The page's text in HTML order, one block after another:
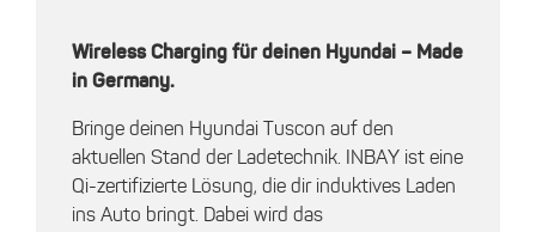
Wireless Charging für deinen Hyundai – Made
in Germany.
Bringe deinen Hyundai Tuscon auf den
aktuellen Stand der Ladetechnik. INBAY ist eine
Qi-zertifizierte Lösung, die dir induktives Laden
ins Auto bringt. Dabei wird das